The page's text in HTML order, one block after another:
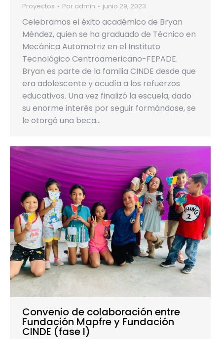
Proyectos Por admin junio 29, 2023
Celebramos el éxito académico de Bryan
Méndez, quien se ha graduado de Técnico en
Mecánica Automotriz en el Instituto
Tecnológico Centroamericano-FEPADE.
Bryan es parte de la familia CINDE desde que
era adolescente y acudía a los refuerzos
educativos. Una vez finalizó la escuela, dado
su enorme interés por seguir formándose, se
le otorgó una beca…
Convenio de colaboración entre
Fundación Mapfre y Fundación
CINDE (fase I)